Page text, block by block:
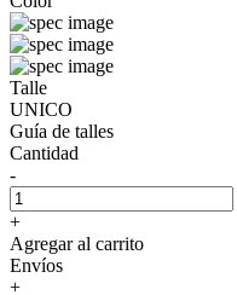
Talle
UNICO
Guía de talles
Cantidad
-
+
Agregar al carrito
Envíos
+